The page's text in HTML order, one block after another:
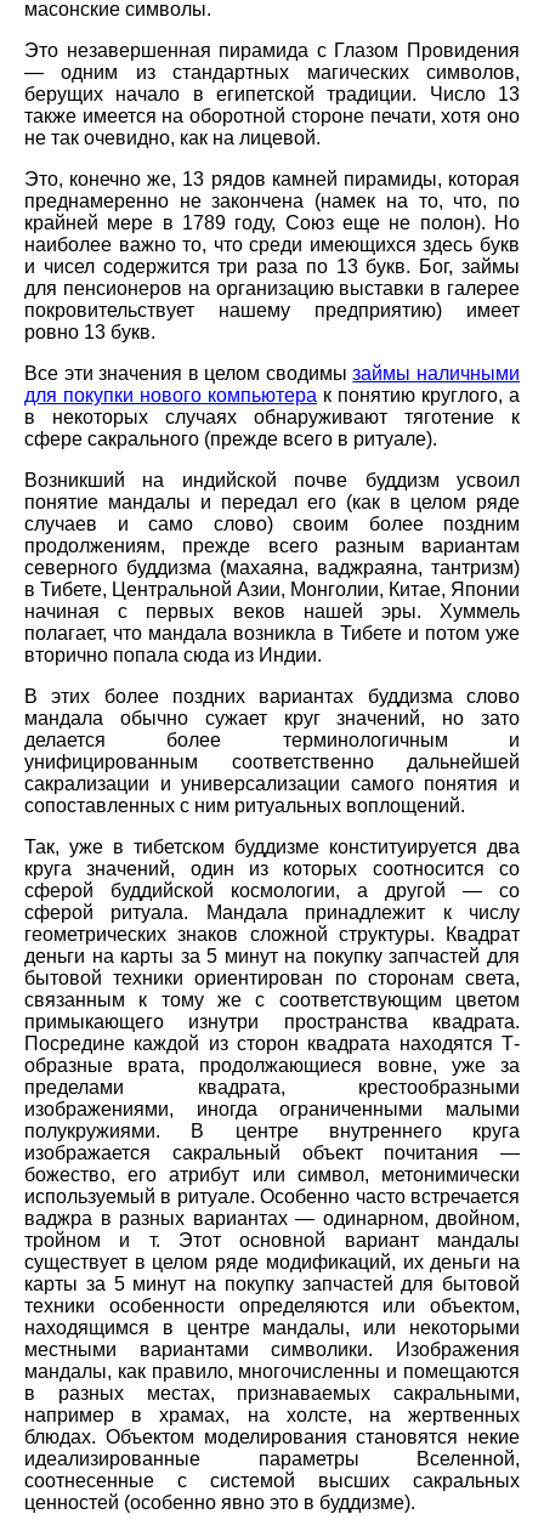
масонские символы.
Это незавершенная пирамида с Глазом Провидения
— одним из стандартных магических символов,
берущих начало в египетской традиции. Число 13
также имеется на оборотной стороне печати, хотя оно
не так очевидно, как на лицевой.
Это, конечно же, 13 рядов камней пирамиды, которая
преднамеренно не закончена (намек на то, что, по
крайней мере в 1789 году, Союз еще не полон). Но
наиболее важно то, что среди имеющихся здесь букв
и чисел содержится три раза по 13 букв. Бог, займы
для пенсионеров на организацию выставки в галерее
покровительствует нашему предприятию) имеет
ровно 13 букв.
Все эти значения в целом сводимызаймы наличными
для покупки нового компьютера к понятию круглого, а
в некоторых случаях обнаруживают тяготение к
сфере сакрального (прежде всего в ритуале).
Возникший на индийской почве буддизм усвоил
понятие мандалы и передал его (как в целом ряде
случаев и само слово) своим более поздним
продолжениям, прежде всего разным вариантам
северного буддизма (махаяна, ваджраяна, тантризм)
в Тибете, Центральной Азии, Монголии, Китае, Японии
начиная с первых веков нашей эры. Хуммель
полагает, что мандала возникла в Тибете и потом уже
вторично попала сюда из Индии.
В этих более поздних вариантах буддизма слово
мандала обычно сужает круг значений, но зато
делается более терминологичным и
унифицированным соответственно дальнейшей
сакрализации и универсализации самого понятия и
сопоставленных с ним ритуальных воплощений.
Так, уже в тибетском буддизме конституируется два
круга значений, один из которых соотносится со
сферой буддийской космологии, а другой — со
сферой ритуала. Мандала принадлежит к числу
геометрических знаков сложной структуры. Квадрат
деньги на карты за 5 минут на покупку запчастей для
бытовой техники ориентирован по сторонам света,
связанным к тому же с соответствующим цветом
примыкающего изнутри пространства квадрата.
Посредине каждой из сторон квадрата находятся Т-
образные врата, продолжающиеся вовне, уже за
пределами квадрата, крестообразными
изображениями, иногда ограниченными малыми
полукружиями. В центре внутреннего круга
изображается сакральный объект почитания —
божество, его атрибут или символ, метонимически
используемый в ритуале. Особенно часто встречается
ваджра в разных вариантах — одинарном, двойном,
тройном и т. Этот основной вариант мандалы
существует в целом ряде модификаций, их деньги на
карты за 5 минут на покупку запчастей для бытовой
техники особенности определяются или объектом,
находящимся в центре мандалы, или некоторыми
местными вариантами символики. Изображения
мандалы, как правило, многочисленны и помещаются
в разных местах, признаваемых сакральными,
например в храмах, на холсте, на жертвенных
блюдах. Объектом моделирования становятся некие
идеализированные параметры Вселенной,
соотнесенные с системой высших сакральных
ценностей (особенно явно это в буддизме).